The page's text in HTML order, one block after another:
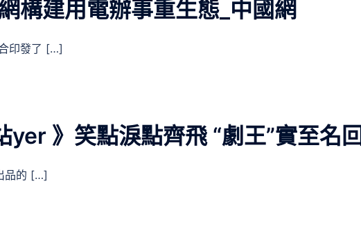
構建用電辦事重生態_中國網
印發了 […]
yer 》笑點淚點齊飛 “劇王”實至名回
品的 […]